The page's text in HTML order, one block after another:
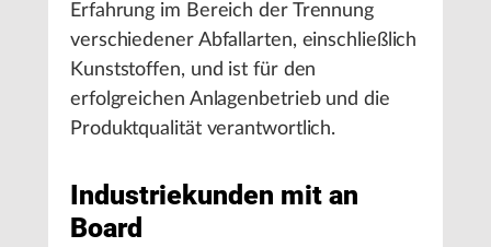
Erfahrung im Bereich der Trennung
verschiedener Abfallarten, einschließlich
Kunststoffen, und ist für den
erfolgreichen Anlagenbetrieb und die
Produktqualität verantwortlich.
Industriekunden mit an
Board